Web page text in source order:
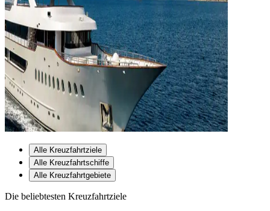
Alle Kreuzfahrtziele
Alle Kreuzfahrtschiffe
Alle Kreuzfahrtgebiete
Die beliebtesten Kreuzfahrtziele